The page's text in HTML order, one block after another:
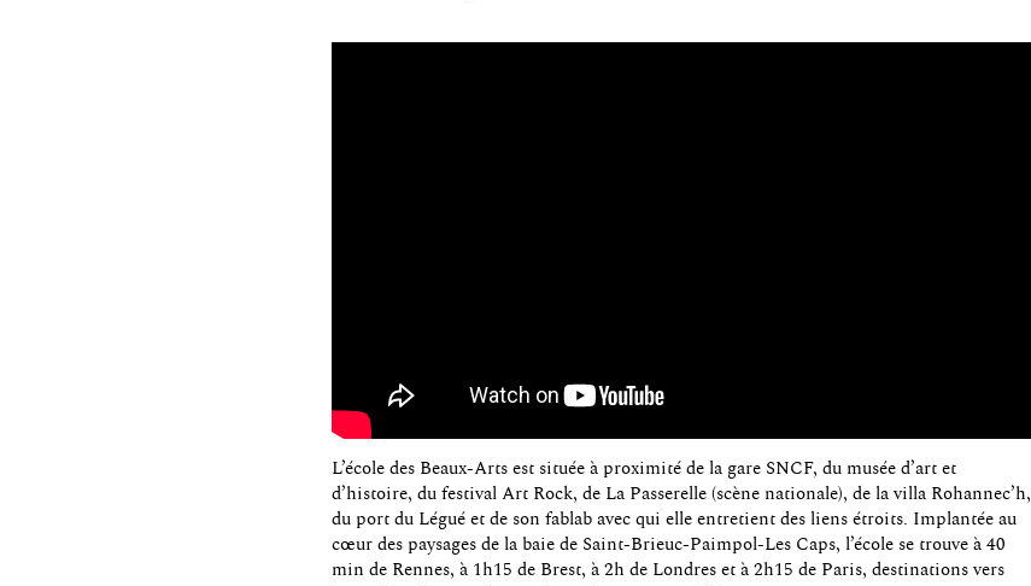
L’école des Beaux-Arts est située à proximité de la gare SNCF, du musée d’art et
d’histoire, du festival Art Rock, de La Passerelle (scène nationale), de la villa Rohannec’h,
du port du Légué et de son fablab avec qui elle entretient des liens étroits. Implantée au
cœur des paysages de la baie de Saint-Brieuc-Paimpol-Les Caps, l’école se trouve à 40
min de Rennes, à 1h15 de Brest, à 2h de Londres et à 2h15 de Paris, destinations vers